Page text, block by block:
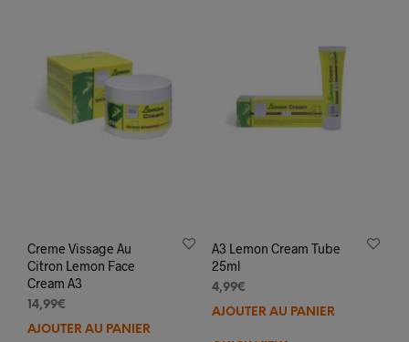
produit
Creme Vissage Au
Citron Lemon Face
Cream A3
14,99€
AJOUTER AU PANIER
A3 Lemon Cream Tube
25ml
4,99€
AJOUTER AU PANIER